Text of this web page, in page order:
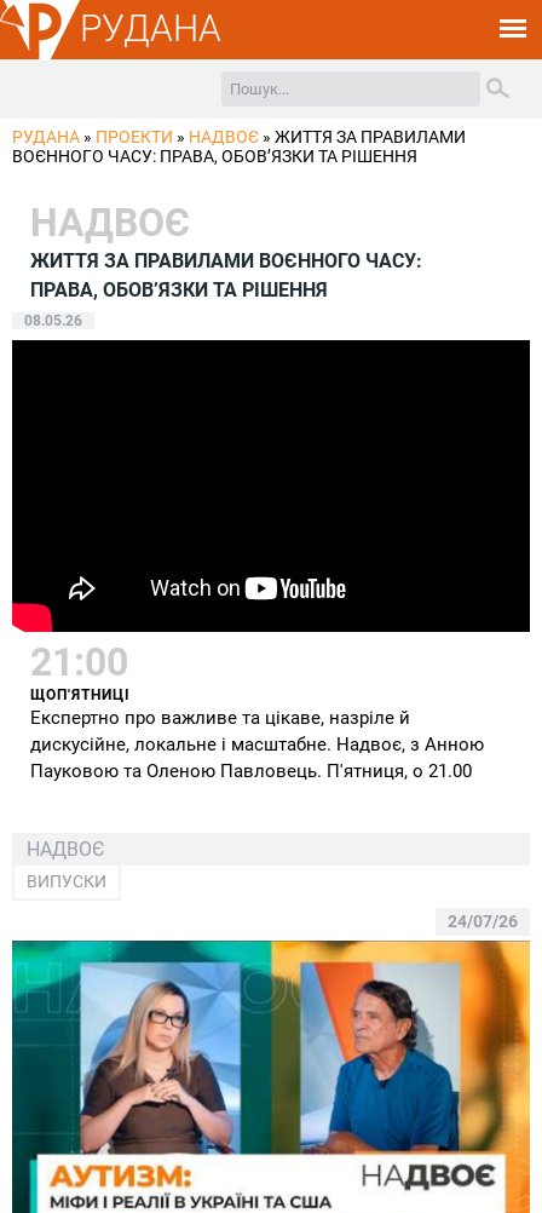
РУДАНА
РУДАНА » ПРОЕКТИ » НАДВОЄ » ЖИТТЯ ЗА ПРАВИЛАМИ
ВОЄННОГО ЧАСУ: ПРАВА, ОБОВ’ЯЗКИ ТА РІШЕННЯ
НАДВОЄ
ЖИТТЯ ЗА ПРАВИЛАМИ ВОЄННОГО ЧАСУ:
ПРАВА, ОБОВ’ЯЗКИ ТА РІШЕННЯ
08.05.26
21:00
ЩОП'ЯТНИЦІ
Експертно про важливе та цікаве, назріле й
дискусійне, локальне і масштабне. Надвоє, з Анною
Пауковою та Оленою Павловець. П'ятниця, о 21.00
НАДВОЄ
ВИПУСКИ
24/07/26